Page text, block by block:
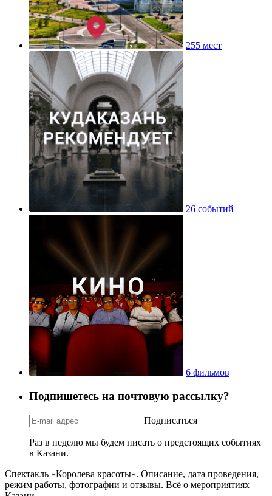
255 мест
26 событий
6 фильмов
Подпишетесь на почтовую рассылку?
Подписаться
Раз в неделю мы будем писать о предстоящих событиях
в Казани.
Спектакль «Королева красоты». Описание, дата проведения,
режим работы, фотографии и отзывы. Всё о мероприятиях